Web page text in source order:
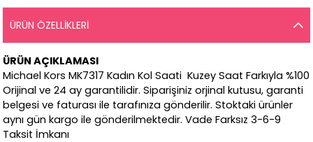
ÜRÜN ÖZELLIKLERI
ÜRÜN AÇIKLAMASI
Michael Kors MK7317 Kadın Kol Saati Kuzey Saat Farkıyla %100
Orijinal ve 24 ay garantilidir. Siparişiniz orjinal kutusu, garanti
belgesi ve faturası ile tarafınıza gönderilir. Stoktaki ürünler
aynı gün kargo ile gönderilmektedir. Vade Farksız 3-6-9
Taksit İmkanı